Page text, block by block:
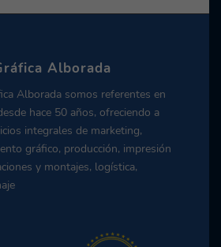
Alborada
Alborada somos referentes en
hace 50 años, ofreciendo a
integrales de marketing,
gráfico, producción, impresión
y montajes, logística,